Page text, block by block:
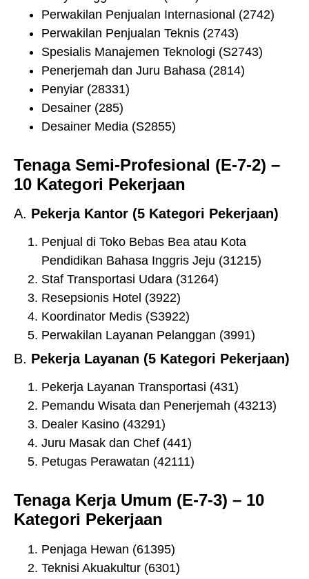
Perwakilan Penjualan Internasional (2742)
Perwakilan Penjualan Teknis (2743)
Spesialis Manajemen Teknologi (S2743)
Penerjemah dan Juru Bahasa (2814)
Penyiar (28331)
Desainer (285)
Desainer Media (S2855)
Tenaga Semi-Profesional (E-7-2) –
10 Kategori Pekerjaan
A. Pekerja Kantor (5 Kategori Pekerjaan)
Penjual di Toko Bebas Bea atau Kota
Pendidikan Bahasa Inggris Jeju (31215)
Staf Transportasi Udara (31264)
Resepsionis Hotel (3922)
Koordinator Medis (S3922)
Perwakilan Layanan Pelanggan (3991)
B. Pekerja Layanan (5 Kategori Pekerjaan)
Pekerja Layanan Transportasi (431)
Pemandu Wisata dan Penerjemah (43213)
Dealer Kasino (43291)
Juru Masak dan Chef (441)
Petugas Perawatan (42111)
Tenaga Kerja Umum (E-7-3) – 10
Kategori Pekerjaan
Penjaga Hewan (61395)
Teknisi Akuakultur (6301)